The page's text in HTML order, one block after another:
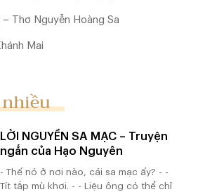
– Thơ Nguyễn Hoàng Sa
Mai
LỜI NGUYỀN SA MẠC – Truyện
ngắn của Hạo Nguyên
- Thế nó ở nơi nào, cái sa mạc ấy? - -
Tít tắp mù khơi. - - Liệu ông có thể chỉ